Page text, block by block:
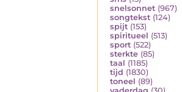
snelsonnet (967)
songtekst (124)
spijt (153)
spiritueel (513)
sport (522)
sterkte (85)
taal (1185)
tijd (1830)
toneel (89)